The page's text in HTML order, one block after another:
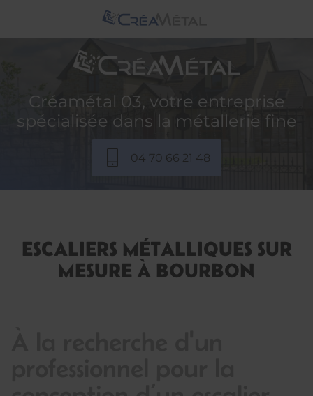
Créamétal 03, votre entreprise
spécialisée dans la métallerie fine
04 70 66 21 48
ESCALIERS MÉTALLIQUES SUR
MESURE À BOURBON